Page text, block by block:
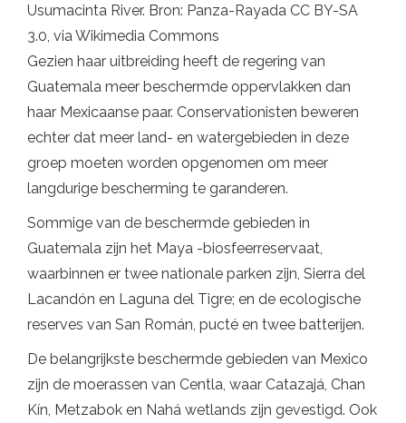
Usumacinta River. Bron: Panza-Rayada CC BY-SA
3.0, via Wikimedia Commons
Gezien haar uitbreiding heeft de regering van
Guatemala meer beschermde oppervlakken dan
haar Mexicaanse paar. Conservationisten beweren
echter dat meer land- en watergebieden in deze
groep moeten worden opgenomen om meer
langdurige bescherming te garanderen.
Sommige van de beschermde gebieden in
Guatemala zijn het Maya -biosfeerreservaat,
waarbinnen er twee nationale parken zijn, Sierra del
Lacandón en Laguna del Tigre; en de ecologische
reserves van San Román, pucté en twee batterijen.
De belangrijkste beschermde gebieden van Mexico
zijn de moerassen van Centla, waar Catazajá, Chan
Kín, Metzabok en Nahá wetlands zijn gevestigd. Ook